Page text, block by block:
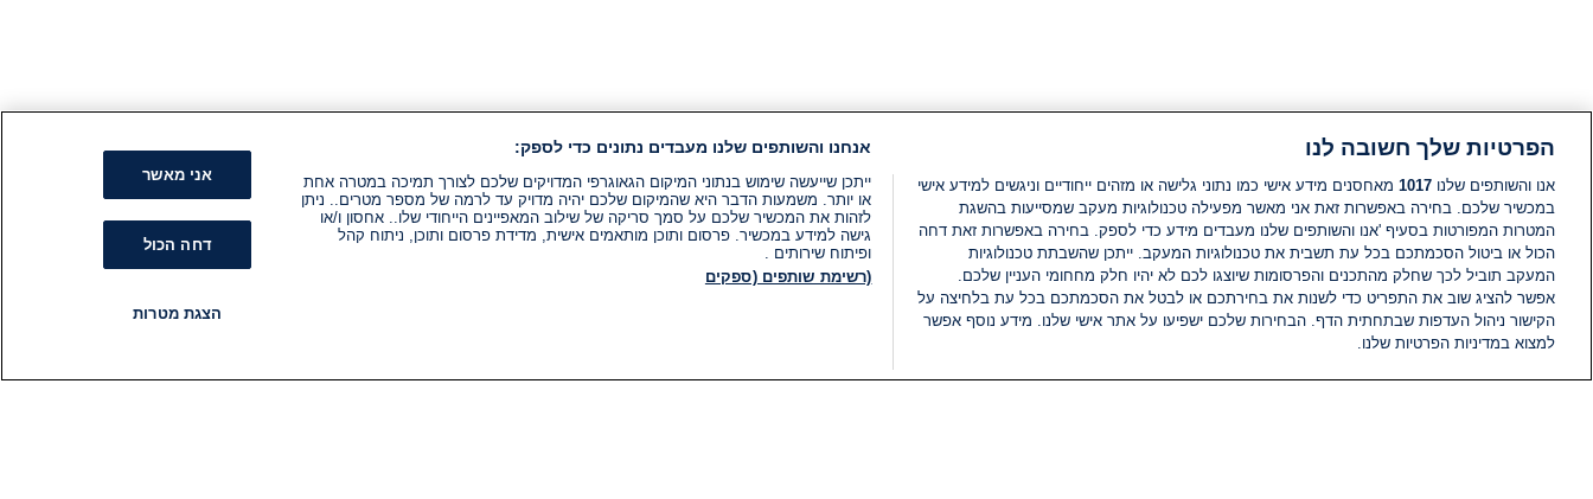
הפרטיות שלך חשובה לנו
אנו והשותפים שלנו 1017 מאחסנים מידע אישי כמו נתוני גלישה או מזהים ייחודיים וניגשים למידע אישי
במכשיר שלכם. בחירה באפשרות זאת אני מאשר מפעילה טכנולוגיות מעקב שמסייעות בהשגת
המטרות המפורטות בסעיף 'אנו והשותפים שלנו מעבדים מידע כדי לספק. בחירה באפשרות זאת דחה
הכול או ביטול הסכמתכם בכל עת תשבית את טכנולוגיות המעקב. ייתכן שהשבתת טכנולוגיות
המעקב תוביל לכך שחלק מהתכנים והפרסומות שיוצגו לכם לא יהיו חלק מחחומי העניין שלכם.
אפשר להציג שוב את התפריט כדי לשנות את בחירתכם או לבטל את הסכמתכם בכל עת בלחיצה על
הקישור ניהול העדפות שבתחתית הדף. הבחירות שלכם ישפיעו על אתר אישי שלנו. מידע נוסף אפשר
למצוא במדיניות הפרטיות שלנו.
אנחנו והשותפים שלנו מעבדים נתונים כדי לספק:
ייתכן שייעשה שימוש בנתוני המיקום הגאוגרפי המדויקים שלכם לצורך תמיכה במטרה אחת
או יותר. משמעות הדבר היא שהמיקום שלכם יהיה מדויק עד לרמה של מספר מטרים.. ניתן
לזהות את המכשיר שלכם על סמך סריקה של שילוב המאפיינים הייחודי שלו.. אחסון ו/או
גישה למידע במכשיר. פרסום ותוכן מותאמים אישית, מדידת פרסום ותוכן, ניתוח קהל
ופיתוח שירותים .
(רשימת שותפים (ספקים
אני מאשר
דחה הכול
הצגת מטרות